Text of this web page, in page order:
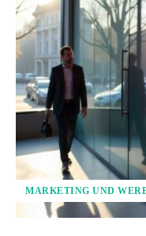
MARKETING UND